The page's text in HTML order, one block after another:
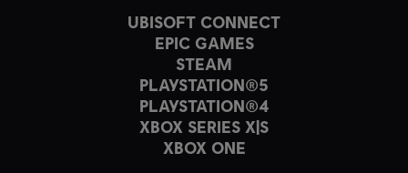
UBISOFT CONNECT
EPIC GAMES
STEAM
PLAYSTATION®5
PLAYSTATION®4
XBOX SERIES X|S
XBOX ONE